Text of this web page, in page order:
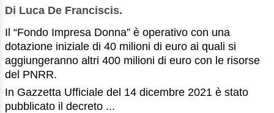
Di Luca De Franciscis.
Il “Fondo Impresa Donna” è operativo con una
dotazione iniziale di 40 milioni di euro ai quali si
aggiungeranno altri 400 milioni di euro con le risorse
del PNRR.
In Gazzetta Ufficiale del 14 dicembre 2021 è stato
pubblicato il decreto ...